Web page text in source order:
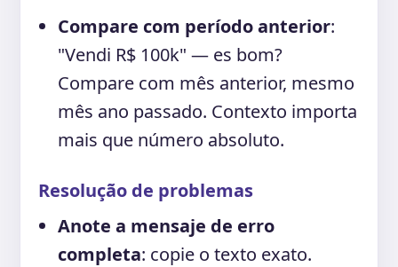
Compare com período anterior:
"Vendi R$ 100k" — es bom?
Compare com mês anterior, mesmo
mês ano passado. Contexto importa
mais que número absoluto.
Resolução de problemas
Anote a mensaje de erro
completa: copie o texto exato.